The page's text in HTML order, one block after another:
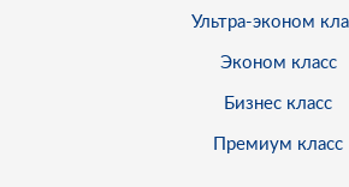
Ультра-эконом
Эконом класс
Бизнес класс
Премиум класс